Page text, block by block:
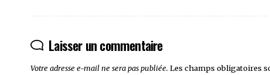
Laisser un commentaire
Votre adresse e-mail ne sera pas publiée. Les champs obligatoires